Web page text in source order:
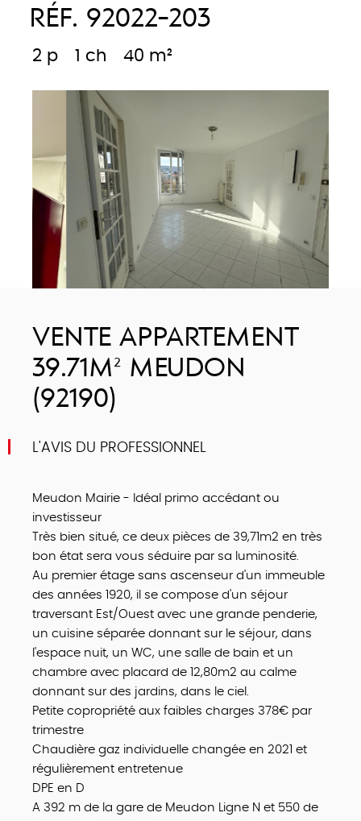
RÉF. 92022-203
2 p 1 ch 40 m²
VENTE APPARTEMENT
39.71M² MEUDON
(92190)
L'AVIS DU PROFESSIONNEL
Meudon Mairie - Idéal primo accédant ou
investisseur
Très bien situé, ce deux pièces de 39,71m2 en très
bon état sera vous séduire par sa luminosité.
Au premier étage sans ascenseur d'un immeuble
des années 1920, il se compose d'un séjour
traversant Est/Ouest avec une grande penderie,
un cuisine séparée donnant sur le séjour, dans
l'espace nuit, un WC, une salle de bain et un
chambre avec placard de 12,80m2 au calme
donnant sur des jardins, dans le ciel.
Petite copropriété aux faibles charges 378€ par
trimestre
Chaudière gaz individuelle changée en 2021 et
régulièrement entretenue
DPE en D
A 392 m de la gare de Meudon Ligne N et 550 de